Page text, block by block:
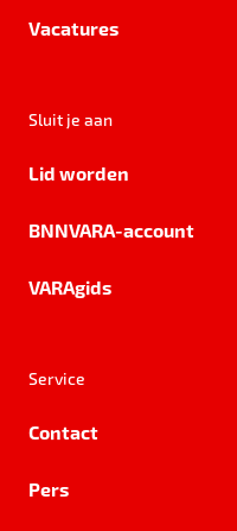
Vacatures
Sluit je aan
Lid worden
BNNVARA-account
VARAgids
Service
Contact
Pers